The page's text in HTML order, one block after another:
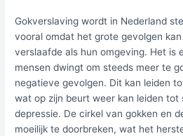
Gokverslaving wordt in Nederland
vooral omdat het grote gevolgen
verslaafde als hun omgeving. Het is
mensen dwingt om steeds meer te
negatieve gevolgen. Dit kan leiden
wat op zijn beurt weer kan leiden tot
depressie. De cirkel van gokken en
moeilijk te doorbreken, wat het